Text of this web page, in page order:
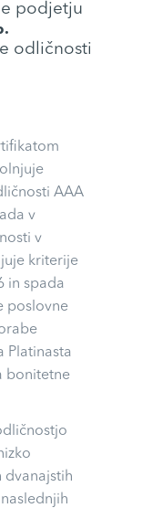
podjetju
odličnosti
AAA
v
v
kriterije
in spada
poslovne
Platinasta
bonitetne